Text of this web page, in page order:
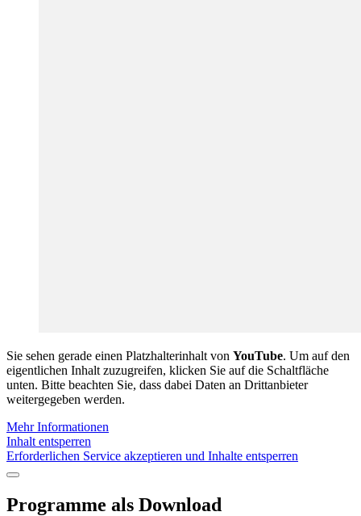
Sie sehen gerade einen Platzhalterinhalt von YouTube. Um auf den
eigentlichen Inhalt zuzugreifen, klicken Sie auf die Schaltfläche
unten. Bitte beachten Sie, dass dabei Daten an Drittanbieter
weitergegeben werden.
Mehr Informationen
Inhalt entsperren
Erforderlichen Service akzeptieren und Inhalte entsperren
Programme als Download